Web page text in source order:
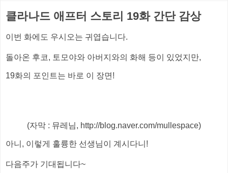
클라나드 애프터 스토리 19화 간단 감상
이번 화에도 우시오는 귀엽습니다.
돌아온 후코, 토모야와 아버지와의 화해 등이 있었지만,
19화의 포인트는 바로 이 장면!
(자막 : 뮤레님, http://blog.naver.com/mullespace)
아니, 이렇게 훌륭한 선생님이 계시다니!
다음주가 기대됩니다~